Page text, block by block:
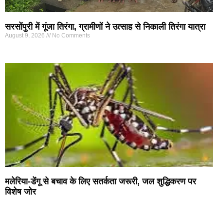
सरसोंपुरी में गूंजा तिरंगा, ग्रामीणों ने उत्साह से निकाली तिरंगा यात्रा
August 9, 2026 No Comments
मलेरिया-डेंगू से बचाव के लिए सतर्कता जरूरी, जल शुद्धिकरण पर
विशेष जोर